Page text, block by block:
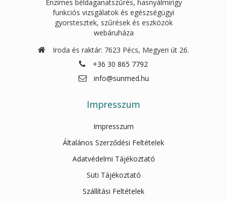
Enzimes béldaganatszűrés, hasnyálmirigy
funkciós vizsgálatok és egészségügyi
gyorstesztek, szűrések és eszközök
webáruháza
Iroda és raktár: 7623 Pécs, Megyeri út 26.
+36 30 865 7792
info@sunmed.hu
Impresszum
Impresszum
Általános Szerződési Feltételek
Adatvédelmi Tájékoztató
Süti Tájékoztató
Szállítási Feltételek